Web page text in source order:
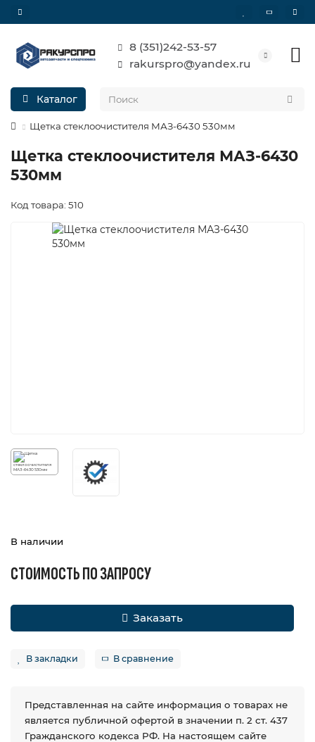
8 (351)242-53-57
rakurspro@yandex.ru
Каталог
Щетка стеклоочистителя МАЗ-6430 530мм
Щетка стеклоочистителя МАЗ-6430
530мм
Код товара: 510
В наличии
СТОИМОСТЬ ПО ЗАПРОСУ
Заказать
В закладки В сравнение
Представленная на сайте информация о товарах не
является публичной офертой в значении п. 2 ст. 437
Гражданского кодекса РФ. На настоящем сайте